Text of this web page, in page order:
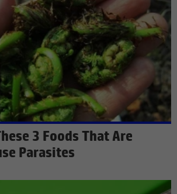
3 Foods That Are
Parasites